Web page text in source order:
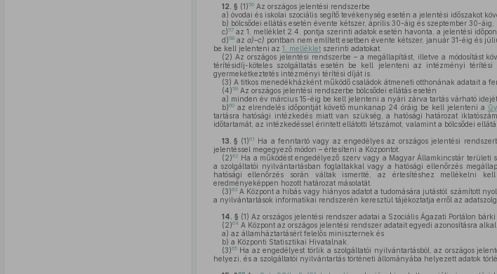
12. § (1)56Az országos jelentési rendszerbe
a) óvodai és iskolai szociális segítő tevékenység esetén a jelentési időszakot
b) bölcsődei ellátás esetén évente kétszer, április 30-áig és szeptember 30-áig,
c)57az 1. melléklet 2.4. pontja szerinti adatok esetén havonta, a jelentési
d)58az a)–c) pontban nem említett esetben évente kétszer, január 31-éig és
be kell jelenteni az 1. mellékletszerinti adatokat.
(2) Az országos jelentési rendszerbe – a megállapítást, illetve a módosítást
térítésidíj-köteles szolgáltatás esetén be kell jelenteni az intézményi
gyermekétkeztetés intézményi térítési díját is.
(3) A titkos menedékházként működő családok átmeneti otthonának adatait a
(4)59Az országos jelentési rendszerbe bölcsődei ellátás esetén
a) minden év március 15-éig be kell jelenteni a nyári zárva tartás várható
b)60az elrendelés időpontját követő munkanap 24 óráig be kell jelenteni a
tartásra hatósági intézkedés miatt van szükség, a hatósági határozat
időtartamát, az intézkedéssel érintett ellátotti létszámot, valamint a bölcsődei
13. § (1)61
Ha a fenntartó vagy az engedélyes az országos jelentési
jelentéssel megegyező módon – értesíteni a Központot.
(2)62 Ha a működést engedélyező szerv vagy a Magyar Államkincstár
a szolgáltatói nyilvántartásban foglaltakkal vagy a hatósági ellenőrzés
hatósági ellenőrzés során váltak ismertté, az értesítéshez mellékelni
eredményeképpen hozott határozat másolatát.
(3)63A Központ a hibás vagy hiányos adatot a tudomására jutástól számított
a nyilvántartások informatikai rendszerén keresztül tájékoztatja erről az
14. § (1) Az országos jelentési rendszer adatai a Szociális Ágazati Portálon
(2)64A Központ az országos jelentési rendszer adatait egyedi azonosításra
a) az államháztartásért felelős miniszternek és
b) a Központi Statisztikai Hivatalnak.
(3)65Ha az engedélyest törlik a szolgáltatói nyilvántartásból, az országos
helyezi, és a szolgáltatói nyilvántartás történeti állományába helyezett adatok